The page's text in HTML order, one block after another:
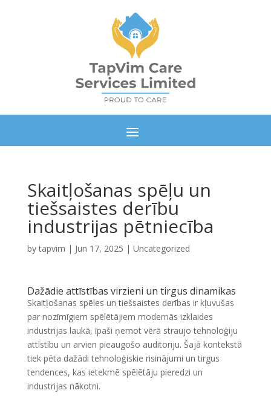
Skaitļošanas spēļu un
tiešsaistes derību
industrijas pētniecība
bytapvim | Jun 17, 2025 | Uncategorized
Dažādie attīstības virzieni un tirgus dinamikas
Skaitļošanas spēles un tiešsaistes derības ir kļuvušas
par nozīmīgiem spēlētājiem modernās izklaides
industrijas laukā, īpaši ņemot vērā straujo tehnoloģiju
attīstību un arvien pieaugošo auditoriju. Šajā kontekstā
tiek pēta dažādi tehnoloģiskie risinājumi un tirgus
tendences, kas ietekmē spēlētāju pieredzi un
industrijas nākotni.